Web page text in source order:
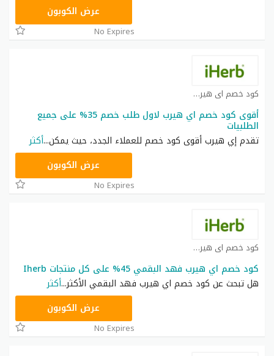
OBP3235عرض الكوبون
No Expires
كود خصم اي هيرب كوبون
أقوى كود خصم اي هيرب لاول طلب خصم 35% على جميع
الطلبيات
تقدم إي هيرب أقوى كود خصم للعملاء الجدد، حيث يمكن...أكثر
OBP3235عرض الكوبون
No Expires
كود خصم اي هيرب كوبون
كود خصم اي هيرب فهد البقمي 45% على كل منتجات Iherb
هل تبحث عن كود خصم اي هيرب فهد البقمي الأكثر...أكثر
OBP3235عرض الكوبون
No Expires